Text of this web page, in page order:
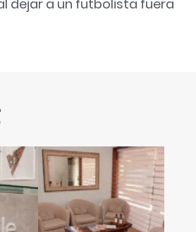
dejar a un futbolista fuera